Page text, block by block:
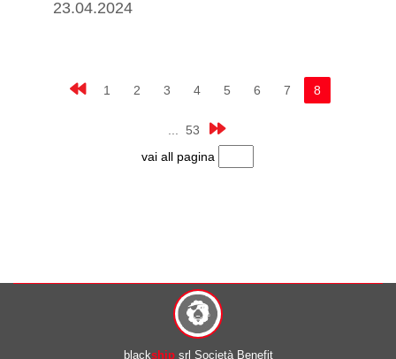
23.04.2024
1 2 3 4 5 6 7 8
... 53
vai all pagina
blackshipsrl Società Benefit